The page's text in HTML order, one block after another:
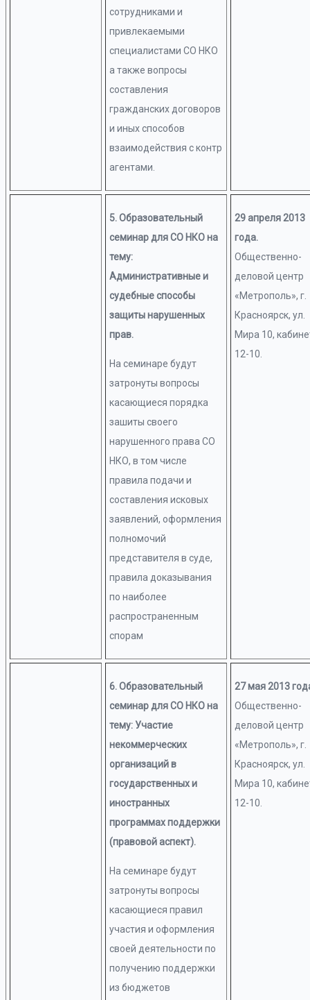
сотрудниками и
привлекаемыми
специалистами СО НКО
а также вопросы
составления
гражданских договоров
и иных способов
взаимодействия с контр
агентами.
5. Образовательный
семинар для СО НКО на
тему:
Административные и
судебные способы
защиты нарушенных
прав.
На семинаре будут
затронуты вопросы
касающиеся порядка
зашиты своего
нарушенного права СО
НКО, в том числе
правила подачи и
составления исковых
заявлений, оформления
полномочий
представителя в суде,
правила доказывания
по наиболее
распространенным
спорам
29 апреля 2013
года.
Общественно-
деловой центр
«Метрополь», г.
Красноярск, ул.
Мира 10,
12-10.
6. Образовательный
семинар для СО НКО на
тему: Участие
некоммерческих
организаций в
государственных и
иностранных
программах поддержки
(правовой аспект).
На семинаре будут
затронуты вопросы
касающиеся правил
участия и оформления
своей деятельности по
получению поддержки
из бюджетов
27 мая 2013
Общественно-
деловой центр
«Метрополь», г.
Красноярск, ул.
Мира 10,
12-10.